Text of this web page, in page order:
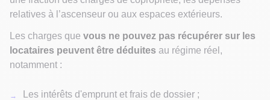
relatives à l’ascenseur ou aux espaces extérieurs.
Les charges que vous ne pouvez pas récupérer sur les
locataires peuvent être déduites au régime réel,
notamment :
Les intérêts d'emprunt et frais de dossier ;